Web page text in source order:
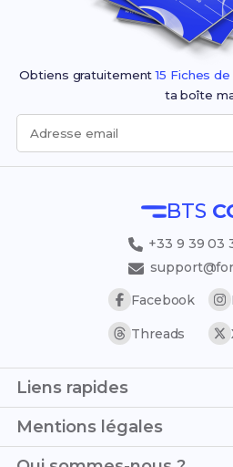
Obtiens gratuitement15 Fiches
ta boîte
Adresse email
BTS
+33 9 39 03
Facebook
Threads
Liens rapides
Page d'accueil
Simulateur de notes
Mentions légales
C.G.V. - C.G.U.